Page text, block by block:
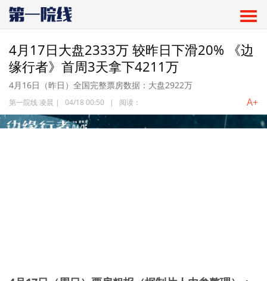
4月17日大盘2333万 较昨日下滑20% 《边
缘行者》首周3天拿下4211万
4月16日（昨日）全国完整票房数据：大盘2922万
第一院线 凌晨 | 04/18 00:50 | 阅读： A+